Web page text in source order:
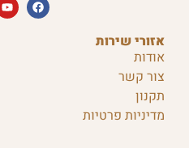
אזורי שירות
אודות
צור קשר
תקנון
מדיניות פרטיות